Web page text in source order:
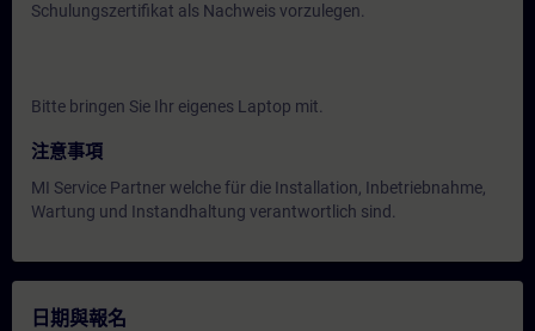
Schulungszertifikat als Nachweis vorzulegen.
Bitte bringen Sie Ihr eigenes Laptop mit.
注意事項
MI Service Partner welche für die Installation, Inbetriebnahme,
Wartung und Instandhaltung verantwortlich sind.
日期與報名